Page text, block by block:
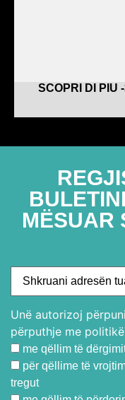
SCOPRI DI PIU
MËSUAR
Unë autorizoj
përputhje me
me qëllim të
për qëllime të
tregut